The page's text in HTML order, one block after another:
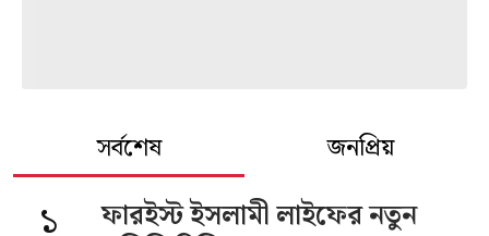
সর্বশেষ জনপ্রিয়
১
ফারইস্ট ইসলামী লাইফের নতুন